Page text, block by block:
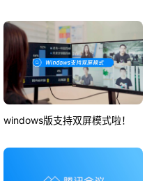
windows版支持双屏模式啦！